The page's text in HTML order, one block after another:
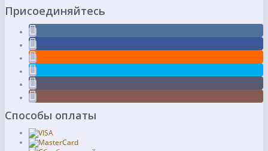
Присоединяйтесь
Способы оплаты